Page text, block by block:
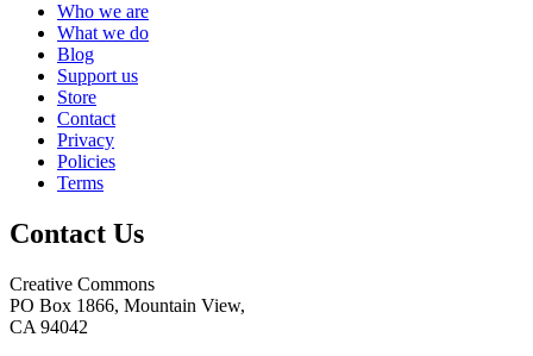
Who we are
What we do
Blog
Support us
Store
Contact
Privacy
Policies
Terms
Contact Us
Creative Commons
PO Box 1866, Mountain View,
CA 94042